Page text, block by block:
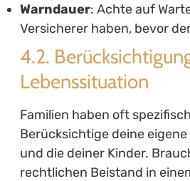
Warndauer: Achte auf
Versicherer haben, bevor
4.2.
Lebenssituation
Familien haben oft
Berücksichtige deine
und die deiner Kinder.
rechtlichen Beistand in